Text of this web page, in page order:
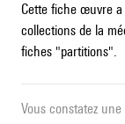
Cette fiche œuvre
collections de la
fiches "partitions".
Vous constatez